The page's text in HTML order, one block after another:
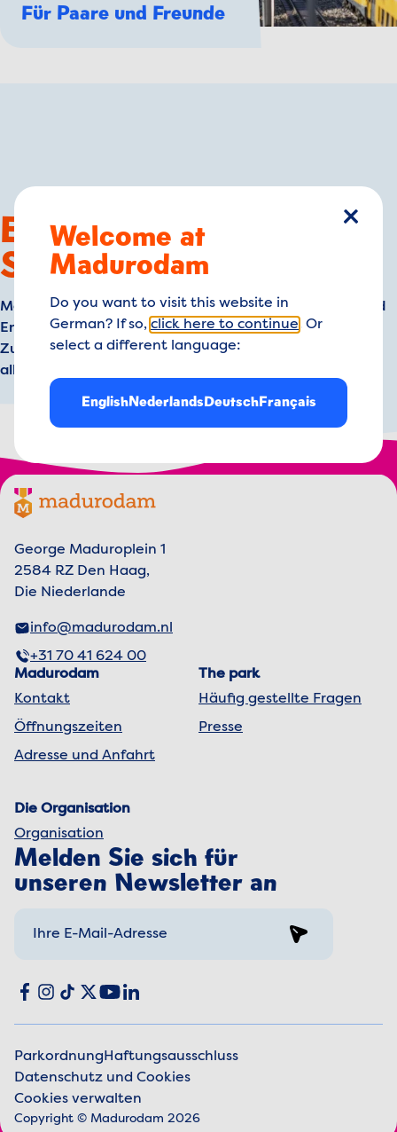
Für Paare und Freunde
Essen, Trinken und
Souvenirs
Meldet sich der Hunger nach den vielen Aktivitäten und
Entdeckungen? Oder fehlt noch ein Souvenir für
Zuhause? In unseren Restaurants und im Shop ist für
alles gesorgt.
Footer menu
Madurodam-Logo, zur Homepage
George Maduroplein 1
2584 RZ Den Haag,
Die Niederlande
info@madurodam.nl
+31 70 41 624 00
Madurodam
Kontakt
Öffnungszeiten
Adresse und Anfahrt
The park
Häufig gestellte Fragen
Presse
Die Organisation
Organisation
Melden Sie sich für
unseren Newsletter an
Social media
Facebook
Instagram
TikTok
X YouTube
LinkedIn
Juristische Informationen
ParkordnungHaftungsausschluss
Datenschutz und Cookies
Cookies verwalten
Copyright © Madurodam 2026
Welcome at
Madurodam
Do you want to visit this website in
German? If so, click here to continue . Or
select a different language:
EnglishNederlandsDeutschFrançais